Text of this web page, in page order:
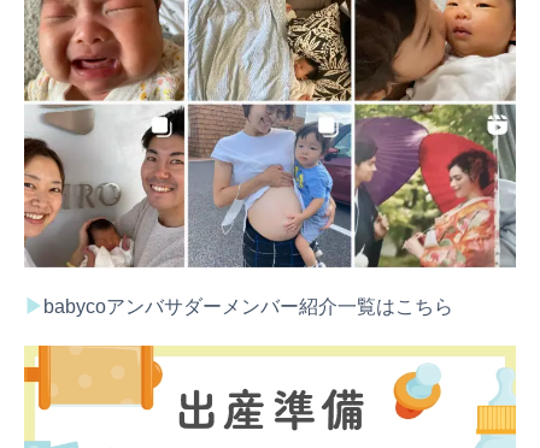
▶︎ babycoアンバサダーメンバー紹介一覧はこちら